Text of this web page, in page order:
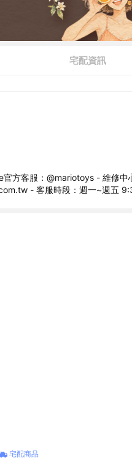
宅配資訊
方客服：@mariotoys - 維修中
- 客服時段：週一~週五
宅配商品